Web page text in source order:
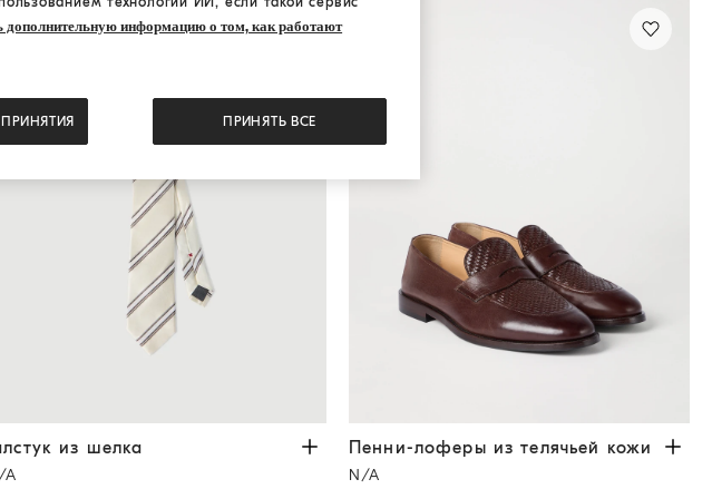
из шелка Панама
из шелка
A
Пенни-лоферы из телячьей кожи Темный
Пенни-лоферы из телячьей кожи
N/A
дополнительную информацию о том, как работают
ПРИНЯТЬ ВСЕ